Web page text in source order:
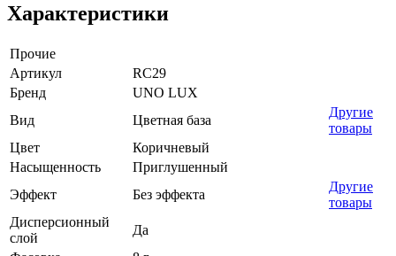
Характеристики
Прочие
Артикул
RC29
Бренд
UNO LUX
Вид
Цветная база
Другие
товары
Цвет
Коричневый
Насыщенность
Приглушенный
Эффект
Без эффекта
Другие
товары
Дисперсионный
слой
Да